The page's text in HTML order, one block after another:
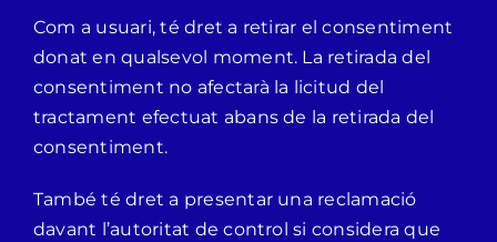
Com a usuari, té dret a retirar el consentiment
donat en qualsevol moment. La retirada del
consentiment no afectarà la licitud del
tractament efectuat abans de la retirada del
consentiment.
També té dret a presentar una reclamació
davant l’autoritat de control si considera que